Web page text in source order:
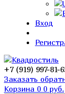
Вход
+7 (919) 997-81-
Заказать
Корзина 0 0 руб.